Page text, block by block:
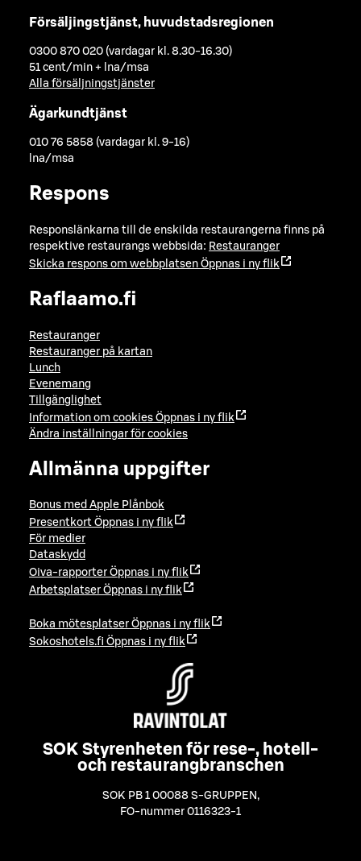
Försäljingstjänst, huvudstadsregionen
0300 870 020 (vardagar kl. 8.30-16.30)
51 cent/min + lna/msa
Alla försäljningstjänster
Ägarkundtjänst
010 76 5858 (vardagar kl. 9-16)
lna/msa
Respons
Responslänkarna till de enskilda restaurangerna finns på
respektive restaurangs webbsida: Restauranger
Skicka respons om webbplatsen Öppnas i ny flik
Raflaamo.fi
Restauranger
Restauranger på kartan
Lunch
Evenemang
Tillgänglighet
Information om cookies Öppnas i ny flik
Ändra inställningar för cookies
Allmänna uppgifter
Bonus med Apple Plånbok
Presentkort Öppnas i ny flik
För medier
Dataskydd
Oiva-rapporter Öppnas i ny flik
Arbetsplatser Öppnas i ny flik
Boka mötesplatser Öppnas i ny flik
Sokoshotels.fi Öppnas i ny flik
SOK Styrenheten för rese-, hotell-
och restaurangbranschen
SOK PB 1 00088 S-GRUPPEN ,
FO-nummer 0116323-1